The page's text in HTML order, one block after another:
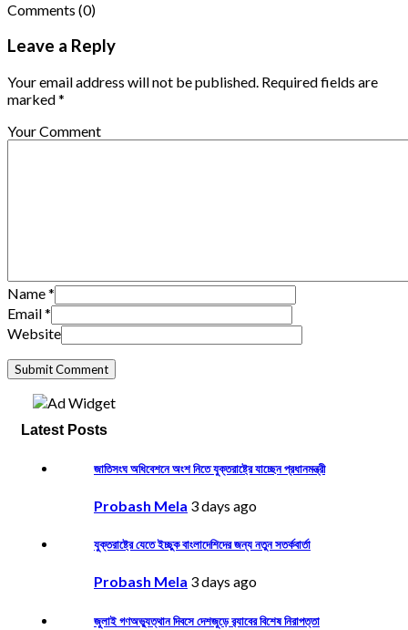
Comments (0)
Leave a Reply
Your email address will not be published. Required fields are
marked *
Your Comment
Name*
Email*
Website
Latest Posts
জাতিসংঘ অধিবেশনে অংশ নিতে যুক্তরাষ্ট্রে যাচ্ছেন প্রধানমন্ত্রী
Probash Mela 3 days ago
যুক্তরাষ্ট্রে যেতে ইচ্ছুক বাংলাদেশিদের জন্য নতুন সতর্কবার্তা
Probash Mela 3 days ago
জুলাই গণঅভ্যুত্থান দিবসে দেশজুড়ে র‌্যাবের বিশেষ নিরাপত্তা